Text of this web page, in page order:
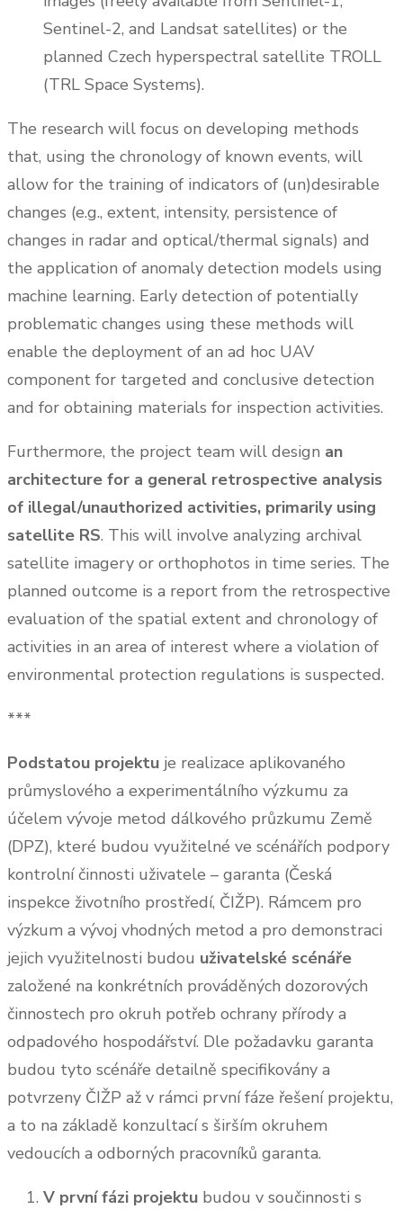
Sentinel-2, and Landsat satellites) or the
planned Czech hyperspectral satellite TROLL
(TRL Space Systems).
The research will focus on developing methods
that, using the chronology of known events, will
allow for the training of indicators of (un)desirable
changes (e.g., extent, intensity, persistence of
changes in radar and optical/thermal signals) and
the application of anomaly detection models using
machine learning. Early detection of potentially
problematic changes using these methods will
enable the deployment of an ad hoc UAV
component for targeted and conclusive detection
and for obtaining materials for inspection activities.
Furthermore, the project team will design an
architecture for a general retrospective analysis
of illegal/unauthorized activities, primarily using
satellite RS. This will involve analyzing archival
satellite imagery or orthophotos in time series. The
planned outcome is a report from the retrospective
evaluation of the spatial extent and chronology of
activities in an area of interest where a violation of
environmental protection regulations is suspected.
***
Podstatou projektu je realizace aplikovaného
průmyslového a experimentálního výzkumu za
účelem vývoje metod dálkového průzkumu Země
(DPZ), které budou využitelné ve scénářích podpory
kontrolní činnosti uživatele – garanta (Česká
inspekce životního prostředí, ČIŽP). Rámcem pro
výzkum a vývoj vhodných metod a pro demonstraci
jejich využitelnosti budou uživatelské scénáře
založené na konkrétních prováděných dozorových
činnostech pro okruh potřeb ochrany přírody a
odpadového hospodářství. Dle požadavku garanta
budou tyto scénáře detailně specifikovány a
potvrzeny ČIŽP až v rámci první fáze řešení projektu,
a to na základě konzultací s širším okruhem
vedoucích a odborných pracovníků garanta.
V první fázi projektu budou v součinnosti s